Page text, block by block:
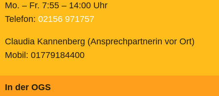
Mo. – Fr. 7:55 – 14:00 Uhr
Telefon: 02156 971757
Claudia Kannenberg (Ansprechpartnerin vor Ort)
Mobil: 01779184400
In der OGS